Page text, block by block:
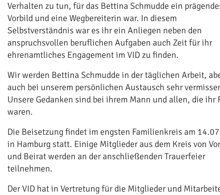
Verhalten zu tun, für das Bettina Schmudde ein
Vorbild und eine Wegbereiterin war. In diesem
Selbstverständnis war es ihr ein Anliegen neben den
anspruchsvollen beruflichen Aufgaben auch Zeit für ihr
ehrenamtliches Engagement im VID zu finden.
Wir werden Bettina Schmudde in der täglichen Arbeit,
auch bei unserem persönlichen Austausch sehr
Unsere Gedanken sind bei ihrem Mann und allen, die ihr
waren.
Die Beisetzung findet im engsten Familienkreis am
in Hamburg statt. Einige Mitglieder aus dem Kreis von
und Beirat werden an der anschließenden Trauerfeier
teilnehmen.
Der VID hat in Vertretung für die Mitglieder und